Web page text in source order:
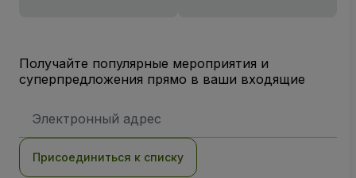
Получайте популярные мероприятия и
суперпредложения прямо в ваши входящие
электронной
Присоединиться к списку